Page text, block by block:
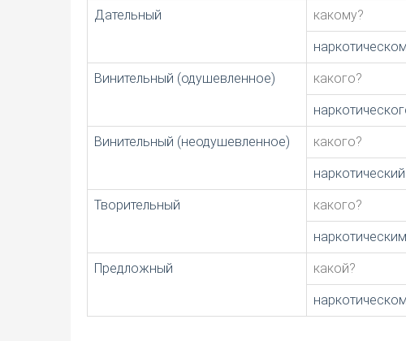
Дательный какому?
Винительный (одушевленное) какого?
Винительный (неодушевленное) какого?
наркотический
Творительный какого?
наркотическим
Предложный какой?
наркотическом